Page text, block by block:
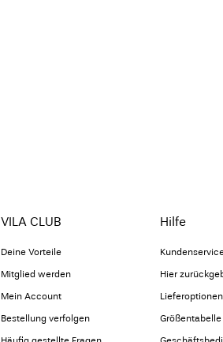
VILA CLUB
Deine Vorteile
Mitglied werden
Mein Account
Bestellung verfolgen
Hilfe
Hier
Lieferoptionen
Größentabelle